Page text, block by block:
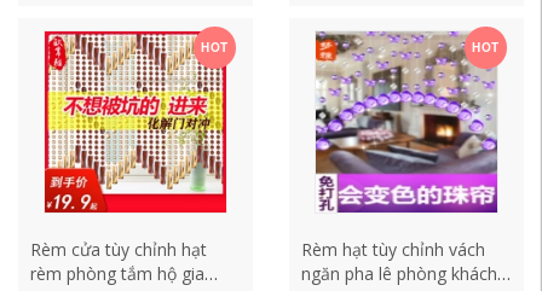
Trí Trần rèm hạt gỗ
bằng hạt cườm
HOT
Rèm cửa tùy chỉnh hạt
rèm phòng tắm hộ gia
HOT
Rèm hạt tùy chỉnh vách
ngăn pha lê phòng khách